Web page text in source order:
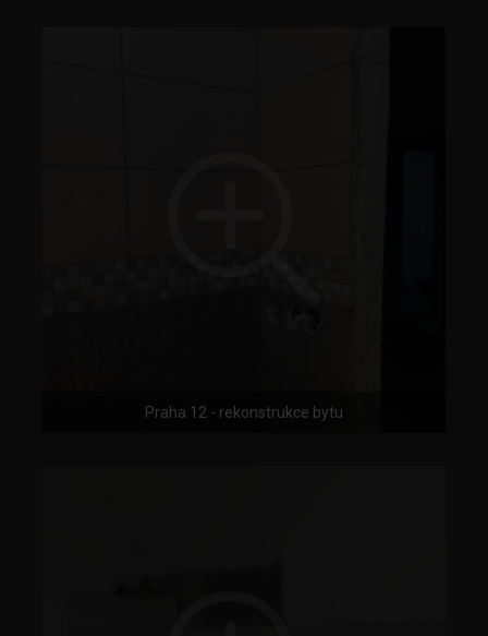
Praha 12 - rekonstrukce bytu